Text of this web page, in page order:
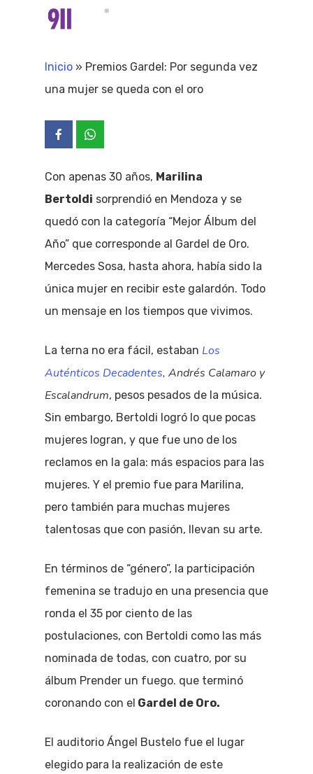
Inicio » Premios Gardel: Por segunda vez
una mujer se queda con el oro
Con apenas 30 años, Marilina
Bertoldi sorprendió en Mendoza y se
quedó con la categoría “Mejor Álbum del
Año” que corresponde al Gardel de Oro.
Mercedes Sosa, hasta ahora, había sido la
única mujer en recibir este galardón. Todo
un mensaje en los tiempos que vivimos.
La terna no era fácil, estaban Los
Auténticos Decadentes, Andrés Calamaro y
Escalandrum, pesos pesados de la música.
Sin embargo, Bertoldi logró lo que pocas
mujeres logran, y que fue uno de los
reclamos en la gala: más espacios para las
mujeres. Y el premio fue para Marilina,
pero también para muchas mujeres
talentosas que con pasión, llevan su arte.
En términos de “género”, la participación
femenina se tradujo en una presencia que
ronda el 35 por ciento de las
postulaciones, con Bertoldi como las más
nominada de todas, con cuatro, por su
álbum Prender un fuego. que terminó
coronando con el Gardel de Oro.
El auditorio Ángel Bustelo fue el lugar
elegido para la realización de este